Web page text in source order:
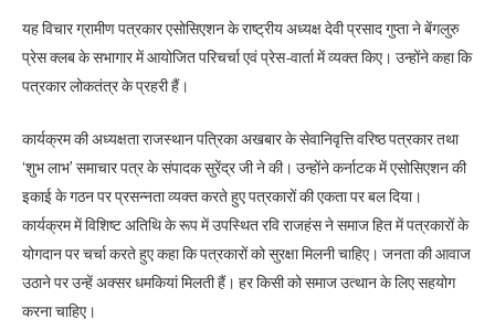
यह विचार ग्रामीण पत्रकार एसोसिएशन के राष्ट्रीय अध्यक्ष देवी प्रसाद गुप्ता ने बेंगलुरु
प्रेस क्लब के सभागार में आयोजित परिचर्चा एवं प्रेस-वार्ता में व्यक्त किए। उन्होंने कहा कि
पत्रकार लोकतंत्र के प्रहरी हैं।
कार्यक्रम की अध्यक्षता राजस्थान पत्रिका अखबार के सेवानिवृत्ति वरिष्ठ पत्रकार तथा
‘शुभ लाभ’ समाचार पत्र के संपादक सुरेंद्र जी ने की। उन्होंने कर्नाटक में एसोसिएशन की
इकाई के गठन पर प्रसन्नता व्यक्त करते हुए पत्रकारों की एकता पर बल दिया।
कार्यक्रम में विशिष्ट अतिथि के रूप में उपस्थित रवि राजहंस ने समाज हित में पत्रकारों के
योगदान पर चर्चा करते हुए कहा कि पत्रकारों को सुरक्षा मिलनी चाहिए। जनता की आवाज
उठाने पर उन्हें अक्सर धमकियां मिलती हैं। हर किसी को समाज उत्थान के लिए सहयोग
करना चाहिए।